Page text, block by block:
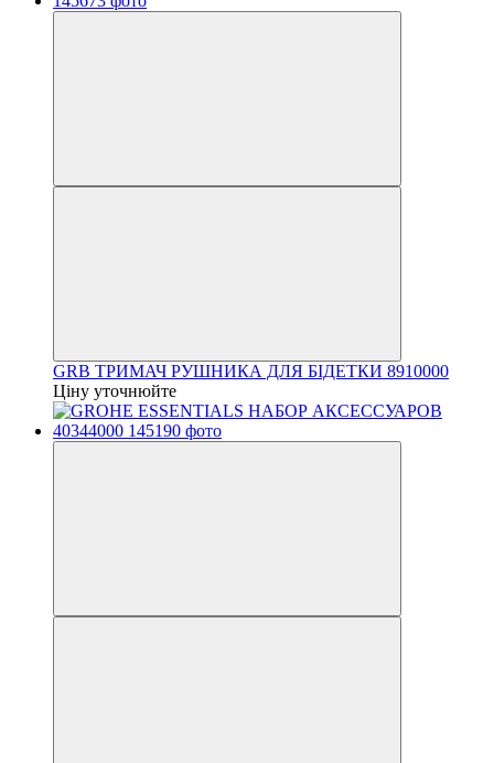
GRB ТРИМАЧ РУШНИКА ДЛЯ БІДЕТКИ 8910000
Ціну уточнюйте